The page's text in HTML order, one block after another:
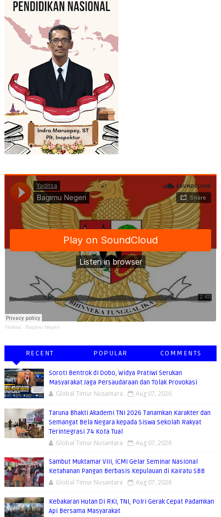
Yaditsa · Bagimu Negeri
RECENT POPULAR COMMENTS
Soroti Bentrok di Dobo, Widya Pratiwi Serukan
Masyarakat Jaga Persaudaraan dan Tolak Provokasi
Global Timur Nusantara Aug 07, 2026
Taruna Bhakti Akademi TNI 2026 Tanamkan Karakter dan
Semangat Bela Negara kepada Siswa Sekolah Rakyat
Terintegrasi 74 Kota Tual
Global Timur Nusantara Aug 07, 2026
Sambut Muktamar VIII, ICMI Gelar Seminar Nasional
Ketahanan Pangan Berbasis Kepulauan di Kairatu SBB
Global Timur Nusantara Aug 07, 2026
Kebakaran Hutan Di RKI, TNI, Polri Gerak Cepat Padamkan
Api Bersama Masyarakat